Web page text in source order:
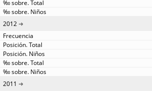
2012
2011